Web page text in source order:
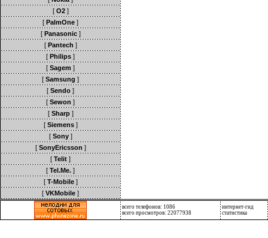
[ O2]
[ PalmOne ]
[ Panasonic]
[ Pantech ]
[ Philips ]
[ Sagem ]
[ Samsung ]
[ Sendo ]
[ Sewon ]
[ Sharp]
[ Siemens]
[ Sony]
[ SonyEricsson ]
[ Telit ]
[ Tel.Me. ]
[ T-Mobile]
[ VKMobile ]
всего телефонов: 1086
всего просмотров: 22077938
интернет-гид
статистика